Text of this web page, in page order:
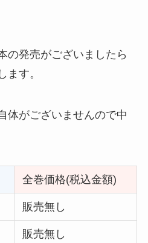
の発売がございましたら
ます。
体がございませんので中
全巻価格(税込金額)
販売無し
販売無し